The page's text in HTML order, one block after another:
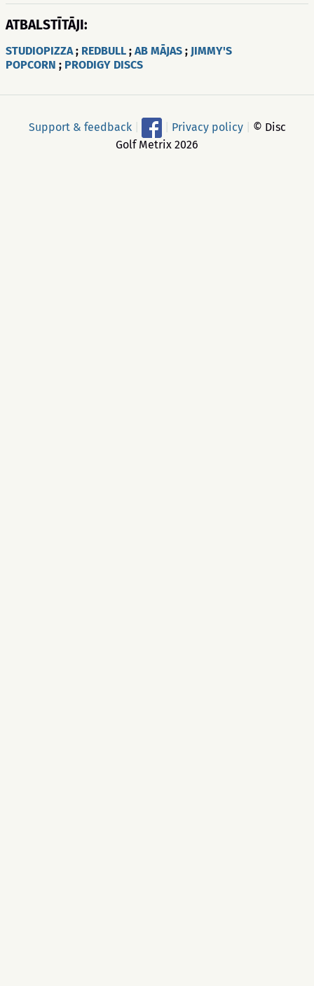
ATBALSTĪTĀJI:
STUDIOPIZZA; REDBULL ; AB MĀJAS ; JIMMY'S
POPCORN ; PRODIGY DISCS
Support & feedback Privacy policy
© Disc
Golf Metrix 2026